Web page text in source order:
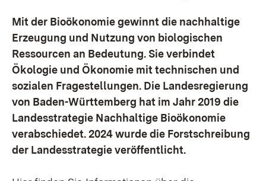
Mit der Bioökonomie gewinnt die nachhaltige
Erzeugung und Nutzung von biologischen
Ressourcen an Bedeutung. Sie verbindet
Ökologie und Ökonomie mit technischen und
sozialen Fragestellungen. Die Landesregierung
von Baden-Württemberg hat im Jahr 2019 die
Landesstrategie Nachhaltige Bioökonomie
verabschiedet. 2024 wurde die Forstschreibung
der Landesstrategie veröffentlicht.